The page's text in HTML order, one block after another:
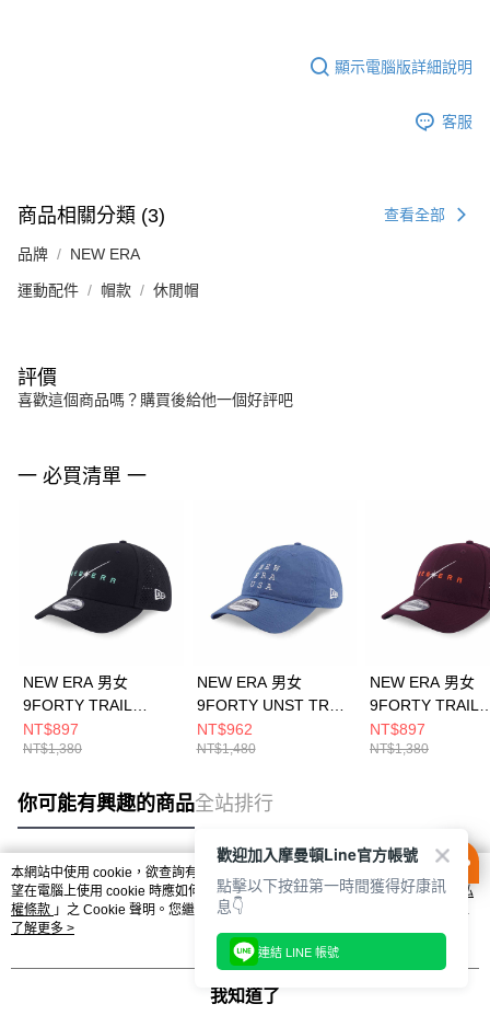
顯示電腦版詳細說明
客服
商品相關分類 (3) 查看全部
品牌 NEW ERA
運動配件 帽款 休閒帽
評價
喜歡這個商品嗎？購買後給他一個好評吧
一 必買清單 一
NEW ERA 男女
9FORTY TRAIL
RUNNER NEW ERA
黑 NE14700542
NT$897
NT$1,380
NEW ERA 男女
9FORTY UNST TRAIL
RUNNER NEW ERA
褪藍 NE14700464
NT$962
NT$1,480
NEW ERA 男女
9FORTY TRAIL
RUNNER NEW
暗紅
NT$897
NT$1,380
你可能有興趣的商品全站排行
熱門標籤
本網站中使用 cookie，欲查詢有關本網站使用 cookie 方式之詳情，及若您不希
望在電腦上使用 cookie 時應如何變更電腦的 cookie 設定，請參閱本網站「
隱私
權條款 」之 Cookie 聲明。您繼續使用本網站即表示您同意本公司得按本網站使
用條款之 Cookie 聲明使用 cookie。
了解更多 >
我知道了
歡迎加入摩曼頓Line官方帳號
點擊以下按鈕第一時間獲得好康訊
息👇
連結 LINE 帳號